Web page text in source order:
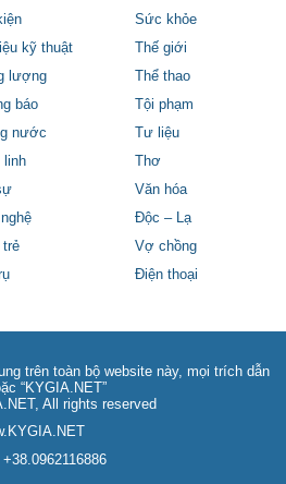
Sức khỏe
kỹ thuật
Thế giới
lượng
Thể thao
báo
Tội phạm
nước
Tư liệu
linh
Thơ
Văn hóa
Độc – Lạ
trẻ
Vợ chồng
Điện thoại
trên toàn bộ website này, mọi trích dẫn
“KYGIA.NET”
All rights reserved